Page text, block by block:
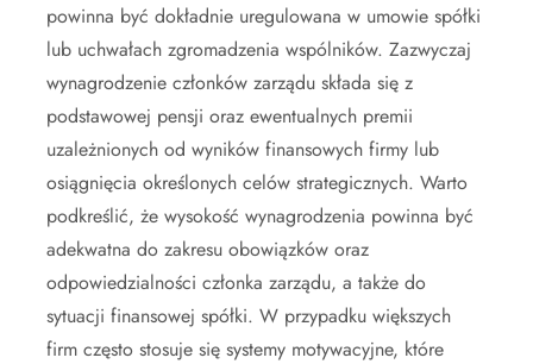
powinna być dokładnie uregulowana w umowie spółki
lub uchwałach zgromadzenia wspólników. Zazwyczaj
wynagrodzenie członków zarządu składa się z
podstawowej pensji oraz ewentualnych premii
uzależnionych od wyników finansowych firmy lub
osiągnięcia określonych celów strategicznych. Warto
podkreślić, że wysokość wynagrodzenia powinna być
adekwatna do zakresu obowiązków oraz
odpowiedzialności członka zarządu, a także do
sytuacji finansowej spółki. W przypadku większych
firm często stosuje się systemy motywacyjne, które